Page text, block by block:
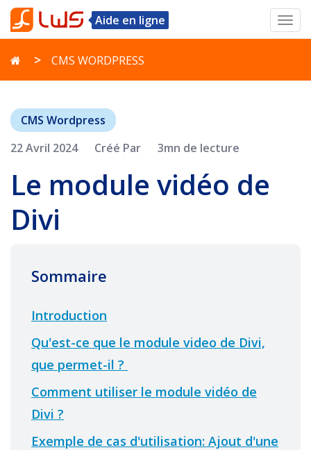
Aide en ligne
CMS WORDPRESS
CMS Wordpress
22 Avril 2024
Créé Par 3mn de lecture
Le module vidéo de
Divi
Sommaire
Introduction
Qu'est-ce que le module video de Divi,
que permet-il ?
Comment utiliser le module vidéo de
Divi ?
Exemple de cas d'utilisation: Ajout d'une